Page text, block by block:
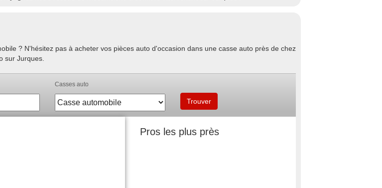
? N'hésitez pas à acheter vos pièces auto d'occasion dans une casse auto près de chez
sur Jurques.